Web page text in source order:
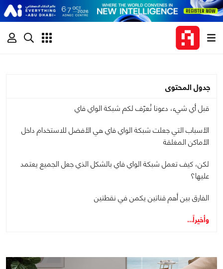
جدول المحتوى
قبل أي شيء، دعونا نُعرّف لكم شبكة الواي فاي
الأسباب التي جعلت شبكة الواي فاي هي الأفضل للاستخدام داخل
الأماكن المغلقة
لكن، كيف تعمل شبكة الواي فاي بالشكل الذي جعل الجميع يعتمد
عليها؟
الفارق بين أهم قناتين يكمن في نقطتين
وأخيراً…